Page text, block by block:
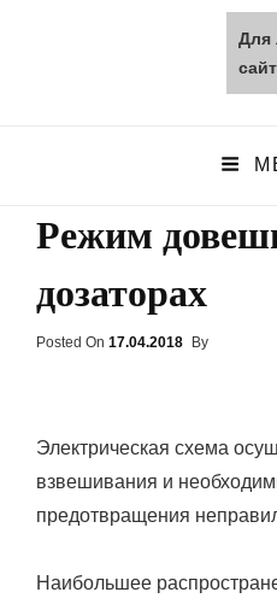
opt-
Режим
дозаторах
Posted On Posted
17.04.2018 By
Электрическая схема
взвешивания и
предотвращения
Наибольшее
Для